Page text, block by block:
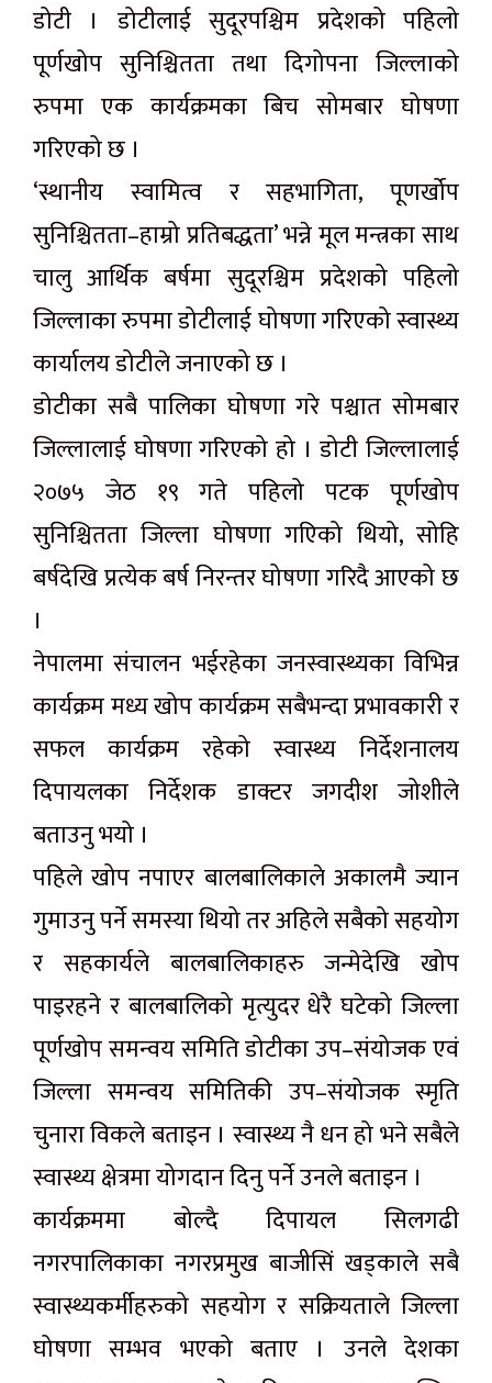
डोटी । डोटीलाई सुदूरपश्चिम प्रदेशको पहिलो
पूर्णखोप सुनिश्चितता तथा दिगोपना जिल्लाको
रुपमा एक कार्यक्रमका बिच सोमबार घोषणा
गरिएको छ ।
‘स्थानीय स्वामित्व र सहभागिता, पूणर्खोप
सुनिश्चितता–हाम्रो प्रतिबद्धता’ भन्ने मूल मन्त्रका साथ
चालु आर्थिक बर्षमा सुदूरश्चिम प्रदेशको पहिलो
जिल्लाका रुपमा डोटीलाई घोषणा गरिएको स्वास्थ्य
कार्यालय डोटीले जनाएको छ ।
डोटीका सबै पालिका घोषणा गरे पश्चात सोमबार
जिल्लालाई घोषणा गरिएको हो । डोटी जिल्लालाई
२०७५ जेठ १९ गते पहिलो पटक पूर्णखोप
सुनिश्चितता जिल्ला घोषणा गएिको थियो, सोहि
बर्षदेखि प्रत्येक बर्ष निरन्तर घोषणा गरिदै आएको छ
।
नेपालमा संचालन भईरहेका जनस्वास्थ्यका विभिन्न
कार्यक्रम मध्य खोप कार्यक्रम सबैभन्दा प्रभावकारी र
सफल कार्यक्रम रहेको स्वास्थ्य निर्देशनालय
दिपायलका निर्देशक डाक्टर जगदीश जोशीले
बताउनु भयो ।
पहिले खोप नपाएर बालबालिकाले अकालमै ज्यान
गुमाउनु पर्ने समस्या थियो तर अहिले सबैको सहयोग
र सहकार्यले बालबालिकाहरु जन्मेदेखि खोप
पाइरहने र बालबालिको मृत्युदर धेरै घटेको जिल्ला
पूर्णखोप समन्वय समिति डोटीका उप–संयोजक एवं
जिल्ला समन्वय समितिकी उप–संयोजक स्मृति
चुनारा विकले बताइन । स्वास्थ्य नै धन हो भने सबैले
स्वास्थ्य क्षेत्रमा योगदान दिनु पर्ने उनले बताइन ।
कार्यक्रममा बोल्दै दिपायल सिलगढी
नगरपालिकाका नगरप्रमुख बाजीसिं खड्काले सबै
स्वास्थ्यकर्मीहरुको सहयोग र सक्रियताले जिल्ला
घोषणा सम्भव भएको बताए । उनले देशका